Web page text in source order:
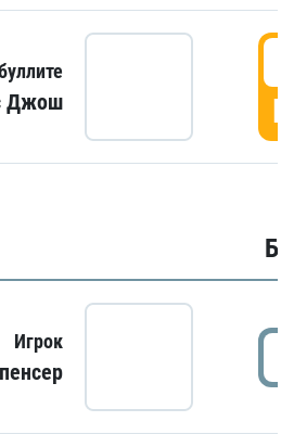
Джош
Игрок